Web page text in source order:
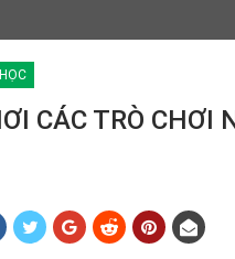
CÁC TRÒ